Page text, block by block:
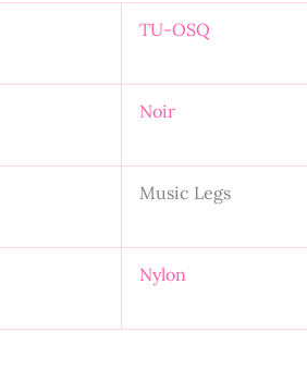
TU-OSQ
Noir
Music Legs
Nylon